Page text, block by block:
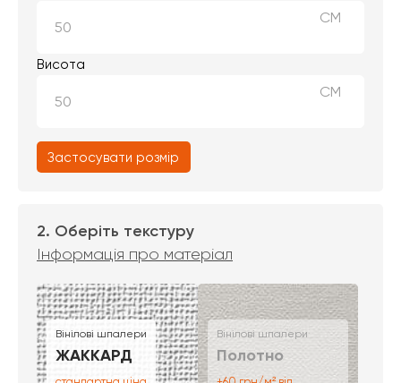
СМ
Висота
СМ
Застосувати розмір
2. Оберіть текстуру
Інформація про матеріал
Вінілові шпалери
ЖАККАРД
Вінілові шпалери
Полотно